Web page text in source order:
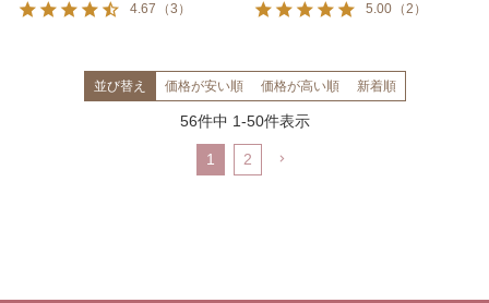
4.67 （3 ） 5.00 （2 ）
並び替え 価格が安い順 価格が高い順 新着順
56件中 1-50件表示
1 2